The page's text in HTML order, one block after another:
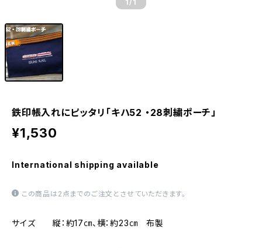
1 /1
鉄印帳入れにピッタリ「キハ52 ・28刺繍ポーチ」
¥1,530
International shipping available
この商品は2点までのご注文とさせていただきます。
サイズ 縦：約17㎝、横：約23㎝ 布製